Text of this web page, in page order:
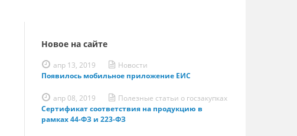
Новое на сайте
апр 13, 2019
Новости
Появилось мобильное приложение ЕИС
апр 08, 2019
Полезные статьи о госзакупках
Сертификат соответствия на продукцию в
рамках 44-ФЗ и 223-ФЗ